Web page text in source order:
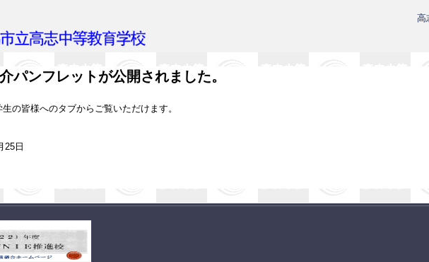
高
パンフレットが公開されました。
の皆様へのタブからご覧いただけます。
25日